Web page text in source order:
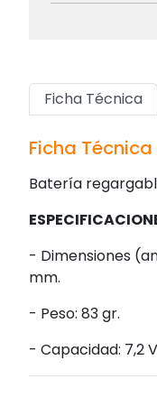
Ficha Técnica
Ficha Técnica
Batería
- Dimensiones
mm.
- Peso: 83 gr.
- Capacidad: 7,2